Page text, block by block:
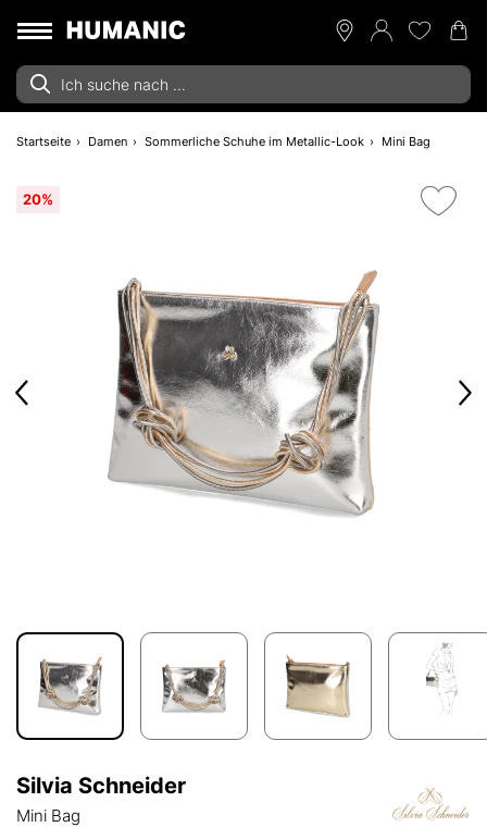
Startseite Damen Sommerliche Schuhe im Metallic-Look Mini Bag
20%
Silvia Schneider
Mini Bag